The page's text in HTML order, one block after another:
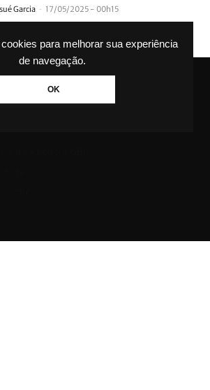
para melhorar sua experiência
de navegação.
OK
Garcia - 17/05/2025 - 00h15
notícia. Todos os direitos reservados.
A AGÊNCIA GBC